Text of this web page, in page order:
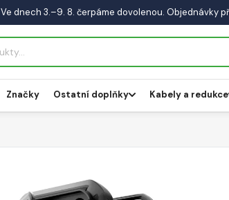
Ve dnech 3.–9. 8. čerpáme dovolenou. Objednávky
Značky Ostatní doplňky Kabely a redukce